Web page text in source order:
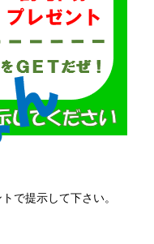
で提示して下さい。